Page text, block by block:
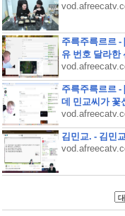
주륵주륵르르 -
유 번호 달라한
주륵주륵르르 -
데 민교씨가 꽃
김민교. - 김민